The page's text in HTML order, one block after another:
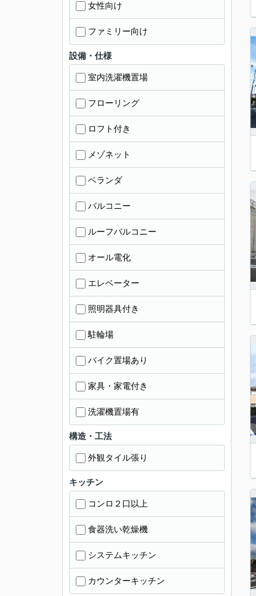
女性向け
ファミリー向け
設備・仕様
室内洗濯機置場
フローリング
ロフト付き
メゾネット
ベランダ
バルコニー
ルーフバルコニー
オール電化
エレベーター
照明器具付き
駐輪場
バイク置場あり
家具・家電付き
洗濯機置場有
構造・工法
外観タイル張り
キッチン
コンロ２口以上
食器洗い乾燥機
システムキッチン
カウンターキッチン